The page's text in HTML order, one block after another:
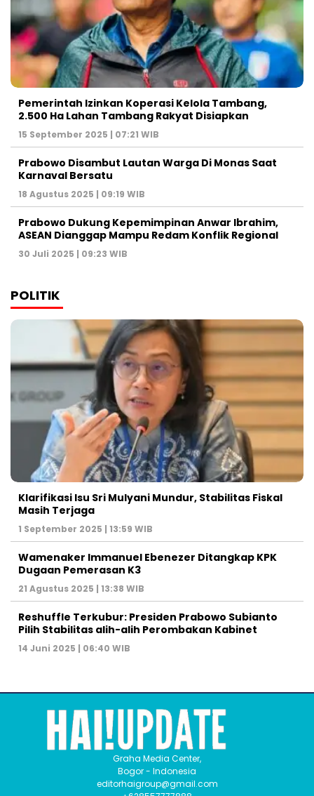
Pemerintah Izinkan Koperasi Kelola Tambang,
2.500 Ha Lahan Tambang Rakyat Disiapkan
15 September 2025 | 07:21 WIB
Prabowo Disambut Lautan Warga Di Monas Saat
Karnaval Bersatu
18 Agustus 2025 | 09:19 WIB
Prabowo Dukung Kepemimpinan Anwar Ibrahim,
ASEAN Dianggap Mampu Redam Konflik Regional
30 Juli 2025 | 09:23 WIB
POLITIK
Klarifikasi Isu Sri Mulyani Mundur, Stabilitas Fiskal
Masih Terjaga
1 September 2025 | 13:59 WIB
Wamenaker Immanuel Ebenezer Ditangkap KPK
Dugaan Pemerasan K3
21 Agustus 2025 | 13:38 WIB
Reshuffle Terkubur: Presiden Prabowo Subianto
Pilih Stabilitas alih-alih Perombakan Kabinet
14 Juni 2025 | 06:40 WIB
Graha Media Center,
Bogor - Indonesia
editorhaigroup@gmail.com